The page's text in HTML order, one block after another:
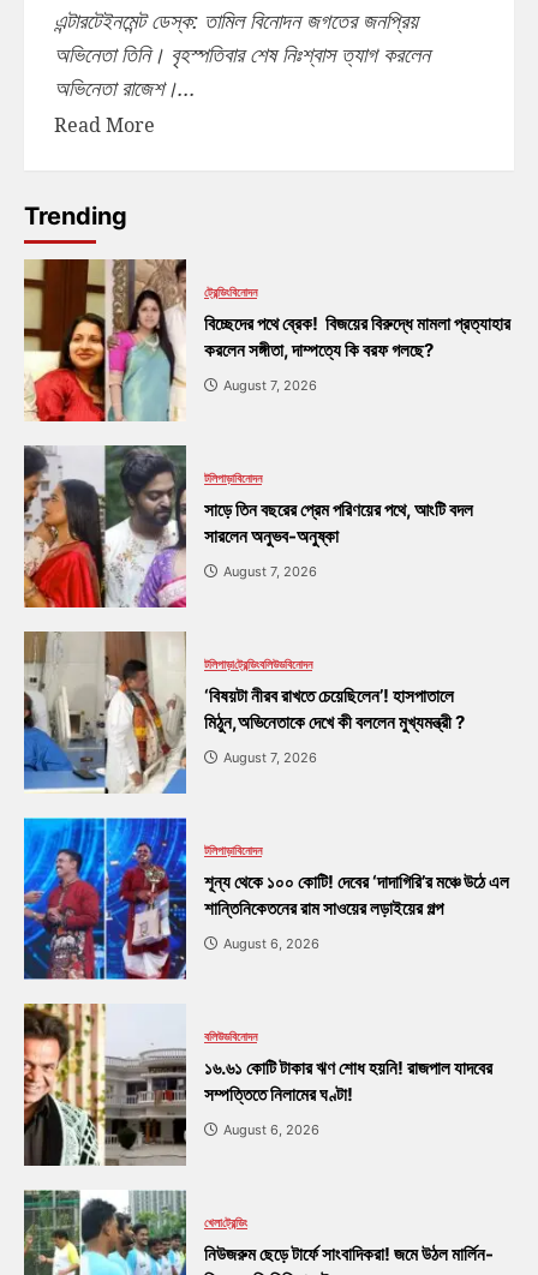
এন্টারটেইনমেন্ট ডেস্ক: তামিল বিনোদন জগতের জনপ্রিয়
অভিনেতা তিনি। বৃহস্পতিবার শেষ নিঃশ্বাস ত্যাগ করলেন
অভিনেতা রাজেশ।...
Read More
Trending
ট্রেন্ডিংবিনোদন
বিচ্ছেদের পথে ব্রেক! বিজয়ের বিরুদ্ধে মামলা প্রত্যাহার
করলেন সঙ্গীতা, দাম্পত্যে কি বরফ গলছে?
August 7, 2026
টলিপাড়াবিনোদন
সাড়ে তিন বছরের প্রেম পরিণয়ের পথে, আংটি বদল
সারলেন অনুভব-অনুষ্কা
August 7, 2026
টলিপাড়াট্রেন্ডিংবলিউডবিনোদন
‘বিষয়টা নীরব রাখতে চেয়েছিলেন’! হাসপাতালে
মিঠুন,অভিনেতাকে দেখে কী বললেন মুখ্যমন্ত্রী ?
August 7, 2026
টলিপাড়াবিনোদন
শূন্য থেকে ১০০ কোটি! দেবের ‘দাদাগিরি’র মঞ্চে উঠে এল
শান্তিনিকেতনের রাম সাওয়ের লড়াইয়ের গল্প
August 6, 2026
বলিউডবিনোদন
১৬.৬১ কোটি টাকার ঋণ শোধ হয়নি! রাজপাল যাদবের
সম্পত্তিতে নিলামের ঘণ্টা!
August 6, 2026
খেলাট্রেন্ডিং
নিউজরুম ছেড়ে টার্ফে সাংবাদিকরা! জমে উঠল মার্লিন-